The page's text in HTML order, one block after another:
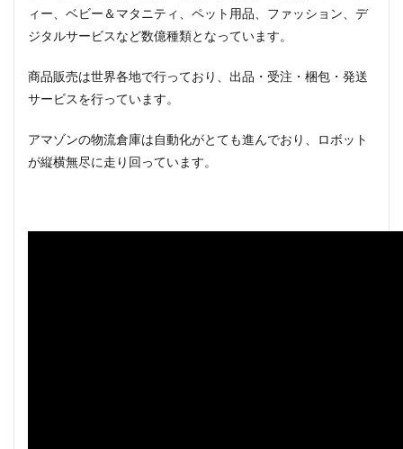
ィー、ベビー＆マタニティ、ペット用品、ファッション、デ
ジタルサービスなど数億種類となっています。
商品販売は世界各地で行っており、出品・受注・梱包・発送
サービスを行っています。
アマゾンの物流倉庫は自動化がとても進んでおり、ロボット
が縦横無尽に走り回っています。